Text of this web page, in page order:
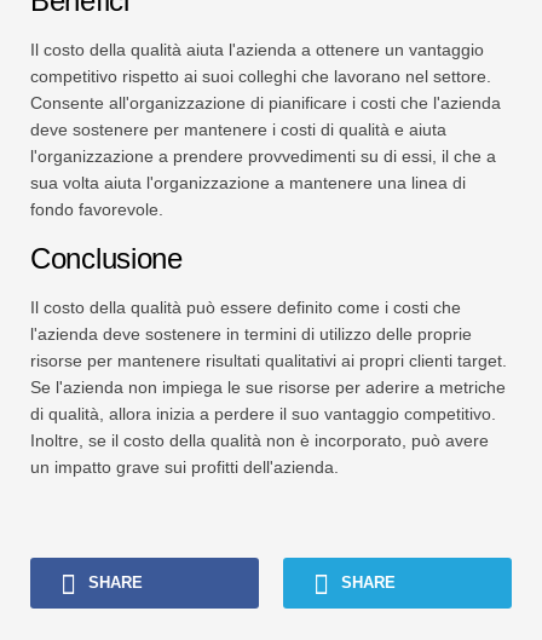
Il costo della qualità aiuta l'azienda a ottenere un vantaggio
competitivo rispetto ai suoi colleghi che lavorano nel settore.
Consente all'organizzazione di pianificare i costi che l'azienda
deve sostenere per mantenere i costi di qualità e aiuta
l'organizzazione a prendere provvedimenti su di essi, il che a
sua volta aiuta l'organizzazione a mantenere una linea di
fondo favorevole.
Conclusione
Il costo della qualità può essere definito come i costi che
l'azienda deve sostenere in termini di utilizzo delle proprie
risorse per mantenere risultati qualitativi ai propri clienti target.
Se l'azienda non impiega le sue risorse per aderire a metriche
di qualità, allora inizia a perdere il suo vantaggio competitivo.
Inoltre, se il costo della qualità non è incorporato, può avere
un impatto grave sui profitti dell'azienda.
SHARE SHARE